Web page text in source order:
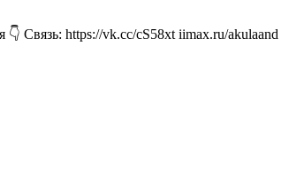
Связь: https://vk.cc/cS58xt iimax.ru/akulaand